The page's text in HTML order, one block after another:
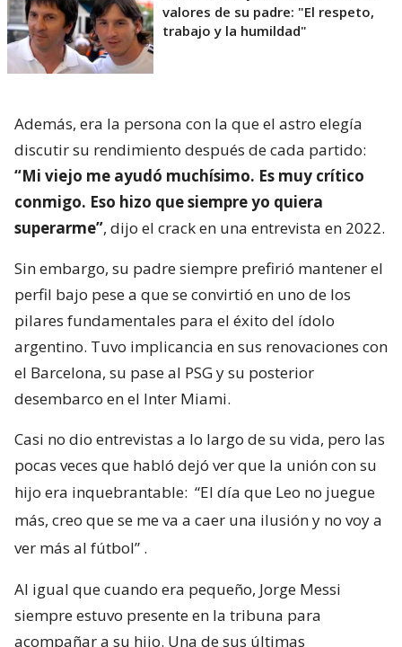
valores de su padre: "El respeto,
trabajo y la humildad"
Además, era la persona con la que el astro elegía
discutir su rendimiento después de cada partido:
“Mi viejo me ayudó muchísimo. Es muy crítico
conmigo. Eso hizo que siempre yo quiera
superarme”, dijo el crack en una entrevista en 2022.
Sin embargo, su padre siempre prefirió mantener el
perfil bajo pese a que se convirtió en uno de los
pilares fundamentales para el éxito del ídolo
argentino. Tuvo implicancia en sus renovaciones con
el Barcelona, su pase al PSG y su posterior
desembarco en el Inter Miami.
Casi no dio entrevistas a lo largo de su vida, pero las
pocas veces que habló dejó ver que la unión con su
hijo era inquebrantable: “El día que Leo no juegue
más, creo que se me va a caer una ilusión y no voy a
ver más al fútbol” .
Al igual que cuando era pequeño, Jorge Messi
siempre estuvo presente en la tribuna para
acompañar a su hijo. Una de sus últimas